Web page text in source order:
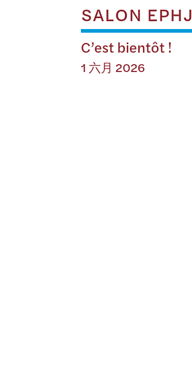
SALON EPHJ
C’est bientôt !
1 六月 2026